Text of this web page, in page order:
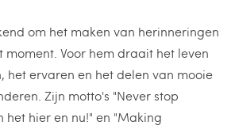
om het maken van herinneringen
moment. Voor hem draait het leven
het ervaren en het delen van mooie
Zijn motto's "Never stop
het hier en nu!" en "Making